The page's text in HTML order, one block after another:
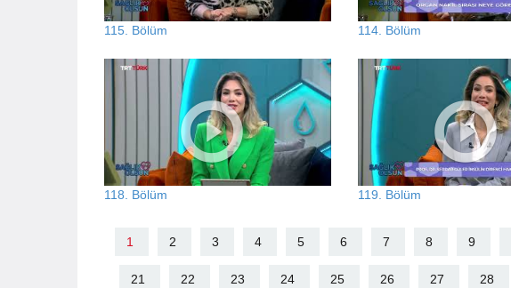
115. Bölüm 114. Bölüm
118. Bölüm 119. Bölüm
1 2 3 4 5 6 7 8 9
21 22 23 24 25 26 27 28